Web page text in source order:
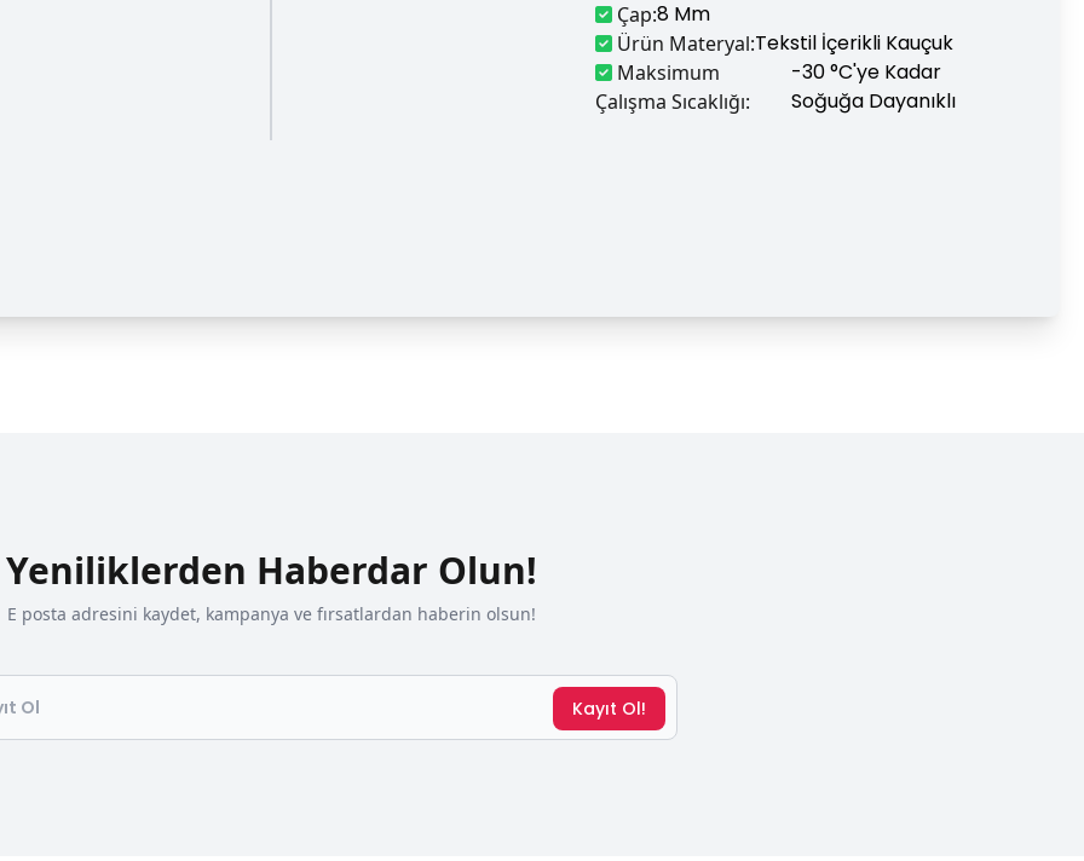
Çap:8 Mm
Ürün Materyal:Tekstil İçerikli Kauçuk
Maksimum
Çalışma Sıcaklığı:
-30 °C'ye Kadar
Soğuğa Dayanıklı
Yeniliklerden Haberdar Olun!
E posta adresini kaydet, kampanya ve fırsatlardan haberin olsun!
Kayıt Ol!